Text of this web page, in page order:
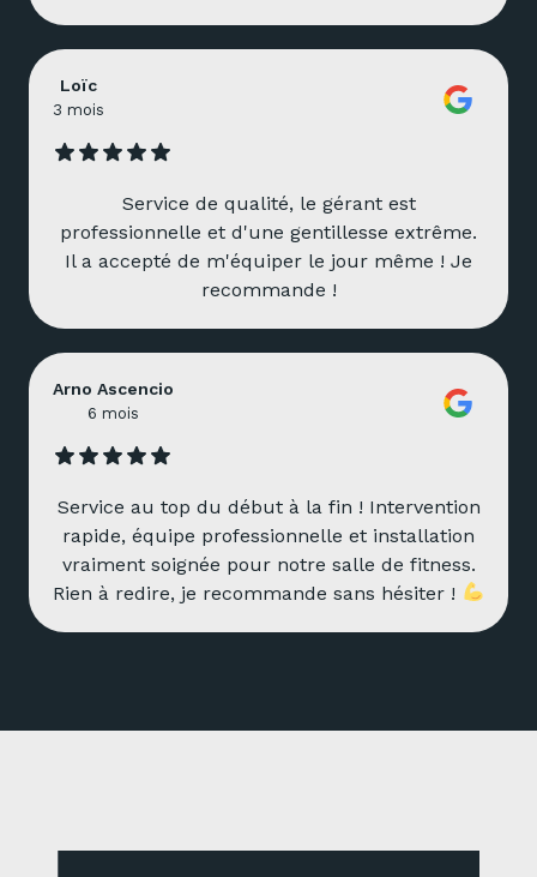
Loïc
3 mois
Service de qualité, le gérant est
professionnelle et d'une gentillesse extrême.
Il a accepté de m'équiper le jour même ! Je
recommande !
Arno Ascencio
6 mois
Service au top du début à la fin ! Intervention
rapide, équipe professionnelle et installation
vraiment soignée pour notre salle de fitness.
Rien à redire, je recommande sans hésiter !